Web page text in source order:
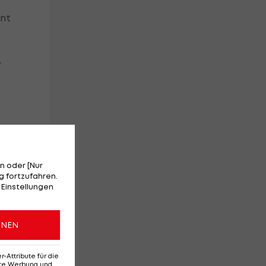
oder [Nur
fortzufahren.
Attribute für die
Werbung und